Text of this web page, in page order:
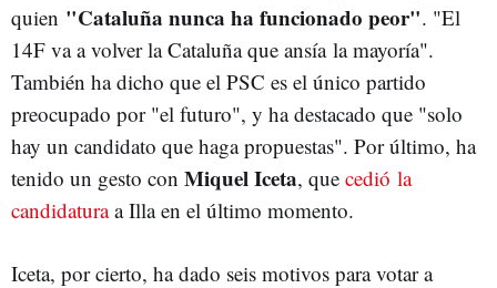
quien "Cataluña nunca ha funcionado peor". "El
14F va a volver la Cataluña que ansía la mayoría".
También ha dicho que el PSC es el único partido
preocupado por "el futuro", y ha destacado que "solo
hay un candidato que haga propuestas". Por último, ha
tenido un gesto con Miquel Iceta, que cedió la
candidaturaa Illa en el último momento.
Iceta, por cierto, ha dado seis motivos para votar a